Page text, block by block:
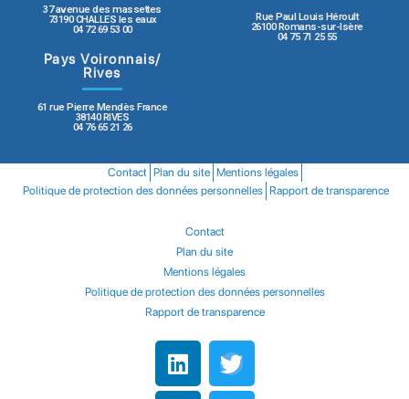
37 avenue des massettes
73190 CHALLES les eaux
04 72 69 53 00
Rue Paul Louis Héroult
26100 Romans-sur-Isère
04 75 71 25 55
Pays Voironnais/
Rives
61 rue Pierre Mendès France
38140 RIVES
04 76 65 21 26
Contact Plan du site Mentions légales
Politique de protection des données personnelles Rapport de transparence
Contact
Plan du site
Mentions légales
Politique de protection des données personnelles
Rapport de transparence